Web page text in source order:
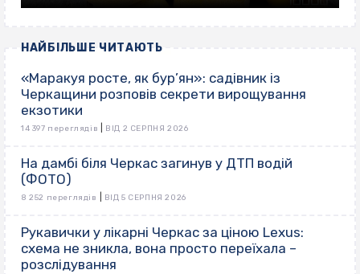
НАЙБІЛЬШЕ ЧИТАЮТЬ
«Маракуя росте, як бур’ян»: садівник із
Черкащини розповів секрети вирощування
екзотики
14 397 переглядів ВІД 2 СЕРПНЯ 2026
На дамбі біля Черкас загинув у ДТП водій
(ФОТО)
8 252 переглядів ВІД 5 СЕРПНЯ 2026
Рукавички у лікарні Черкас за ціною Lexus:
схема не зникла, вона просто переїхала –
розслідування